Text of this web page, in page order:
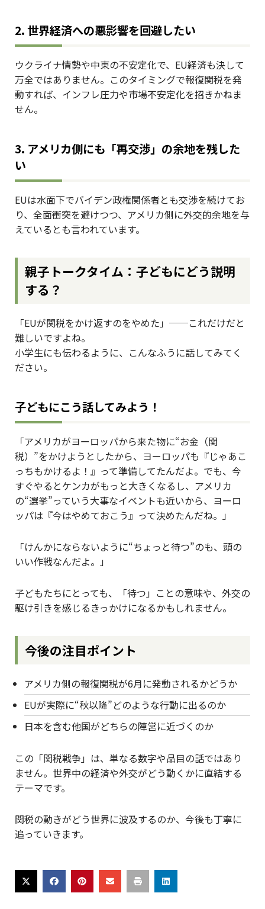
2. 世界経済への悪影響を回避したい
ウクライナ情勢や中東の不安定化で、EU経済も決して
万全ではありません。このタイミングで報復関税を発
動すれば、インフレ圧力や市場不安定化を招きかねま
せん。
3. アメリカ側にも「再交渉」の余地を残した
い
EUは水面下でバイデン政権関係者とも交渉を続けてお
り、全面衝突を避けつつ、アメリカ側に外交的余地を与
えているとも言われています。
親子トークタイム：子どもにどう説明
する？
「EUが関税をかけ返すのをやめた」──これだけだと
難しいですよね。
小学生にも伝わるように、こんなふうに話してみてく
ださい。
子どもにこう話してみよう！
「アメリカがヨーロッパから来た物に“お金（関
税）”をかけようとしたから、ヨーロッパも『じゃあこ
っちもかけるよ！』って準備してたんだよ。でも、今
すぐやるとケンカがもっと大きくなるし、アメリカ
の“選挙”っていう大事なイベントも近いから、ヨーロ
ッパは『今はやめておこう』って決めたんだね。」
「けんかにならないように“ちょっと待つ”のも、頭の
いい作戦なんだよ。」
子どもたちにとっても、「待つ」ことの意味や、外交の
駆け引きを感じるきっかけになるかもしれません。
今後の注目ポイント
アメリカ側の報復関税が6月に発動されるかどうか
EUが実際に“秋以降”どのような行動に出るのか
日本を含む他国がどちらの陣営に近づくのか
この「関税戦争」は、単なる数字や品目の話ではあり
ません。世界中の経済や外交がどう動くかに直結する
テーマです。
関税の動きがどう世界に波及するのか、今後も丁寧に
追っていきます。